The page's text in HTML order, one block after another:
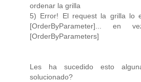
ordenar la grilla
5) Error! El request la grilla lo
[OrderByParameter]... en
[OrderByParameters]
Les ha sucedido esto
solucionado?